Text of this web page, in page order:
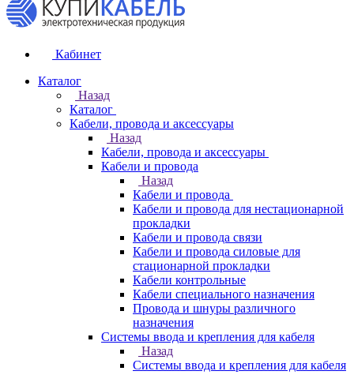
Кабинет
Каталог
Назад
Каталог
Кабели, провода и аксессуары
Назад
Кабели, провода и аксессуары
Кабели и провода
Назад
Кабели и провода
Кабели и провода для нестационарной
прокладки
Кабели и провода связи
Кабели и провода силовые для
стационарной прокладки
Кабели контрольные
Кабели специального назначения
Провода и шнуры различного
назначения
Системы ввода и крепления для кабеля
Назад
Системы ввода и крепления для кабеля